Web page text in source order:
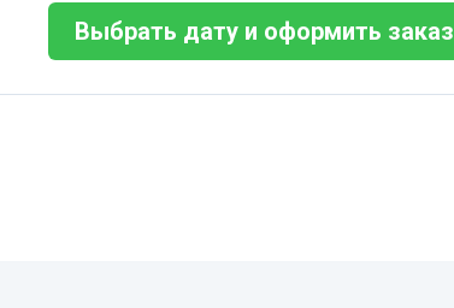
Выбрать дату и оформить заказ